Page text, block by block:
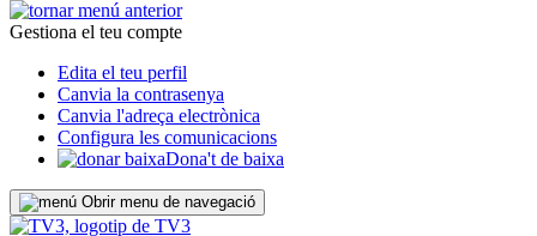
Gestiona el teu compte
Edita el teu perfil
Canvia la contrasenya
Canvia l'adreça electrònica
Configura les comunicacions
Dona't de baixa
Obrir menu de navegació